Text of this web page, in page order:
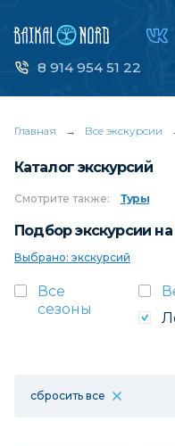
8 914 954 51 22
Главная → Все экскурсии
Каталог экскурсий
Смотрите также: Туры
Подбор экскурсии
Выбрано: экскурсий
Все
сезоны
сбросить все